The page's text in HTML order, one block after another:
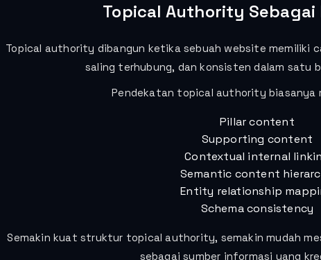
Topical Authority Sebagai
Topical authority dibangun ketika sebuah website memiliki
saling terhubung, dan konsisten dalam satu
Pendekatan topical authority biasanya
Pillar content
Supporting content
Contextual internal
Semantic content
Entity relationship
Schema consistency
Semakin kuat struktur topical authority, semakin mudah
sebagai sumber informasi yang